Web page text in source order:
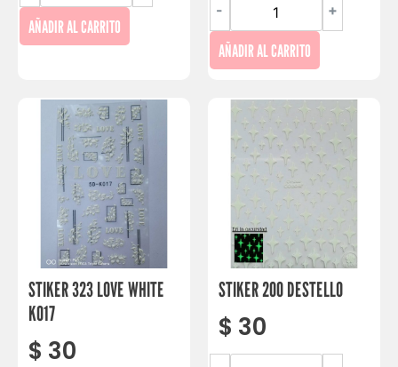
AÑADIR AL CARRITO
- +
AÑADIR AL CARRITO
STIKER 323 LOVE WHITE
K017
$ 30
STIKER 200 DESTELLO
$ 30